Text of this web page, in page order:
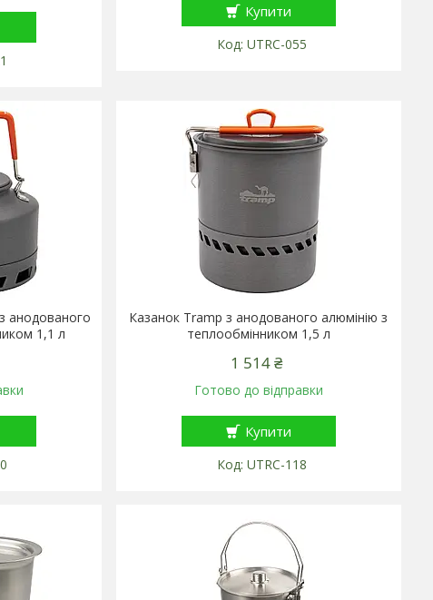
Купити
UTRC-055
анодованого
1,1 л
Казанок Tramp з анодованого алюмінію з
теплообмінником 1,5 л
1 514 ₴
Готово до відправки
Купити
UTRC-118